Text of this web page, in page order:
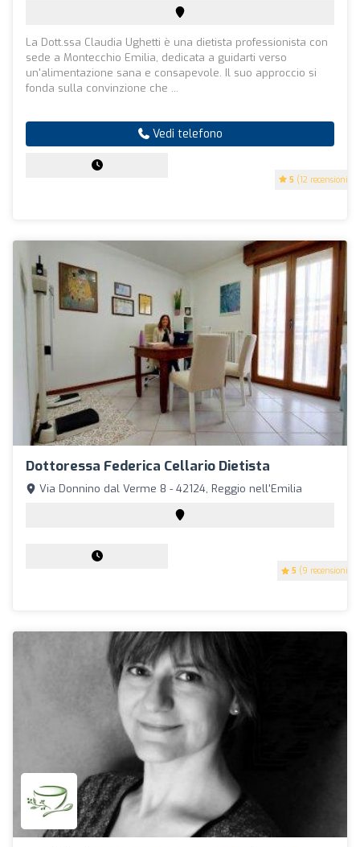
5 (12 recensioni)
La Dott.ssa Claudia Ughetti è una dietista professionista con
sede a Montecchio Emilia, dedicata a guidarti verso
un'alimentazione sana e consapevole. Il suo approccio si
fonda sulla convinzione che ...
Vedi telefono
Dottoressa Federica Cellario Dietista
5 (9 recensioni)
Via Donnino dal Verme 8 - 42124, Reggio nell'Emilia